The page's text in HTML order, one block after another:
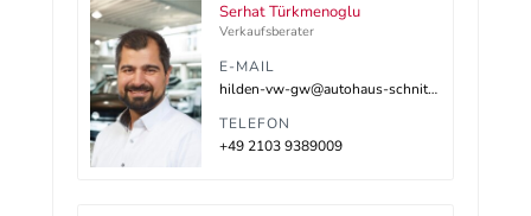
Serhat Türkmenoglu
Verkaufsberater
E-MAIL
hilden-vw-gw@autohaus-schnitzler.dealerdesk.de
TELEFON
+49 2103 9389009